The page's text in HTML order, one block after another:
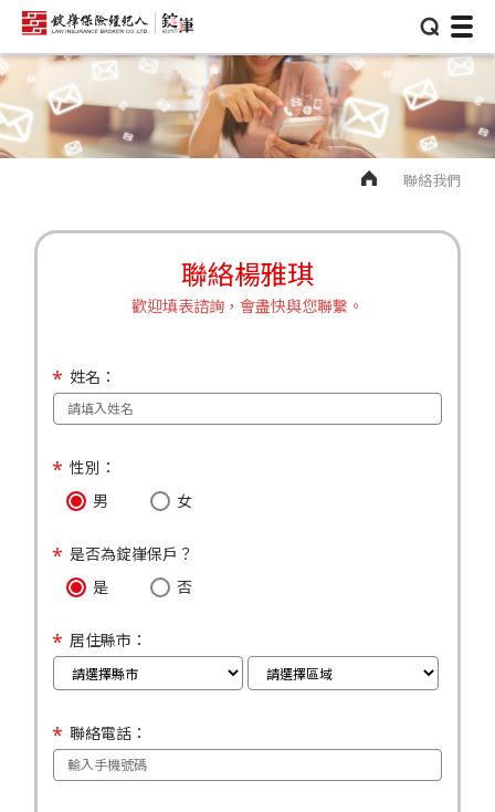
⌕
聯絡我們
聯絡楊雅琪
歡迎填表諮詢，會盡快與您聯繫。
姓名：
性別：
男
女
是否為錠嵂保戶？
是
否
居住縣市：
聯絡電話：